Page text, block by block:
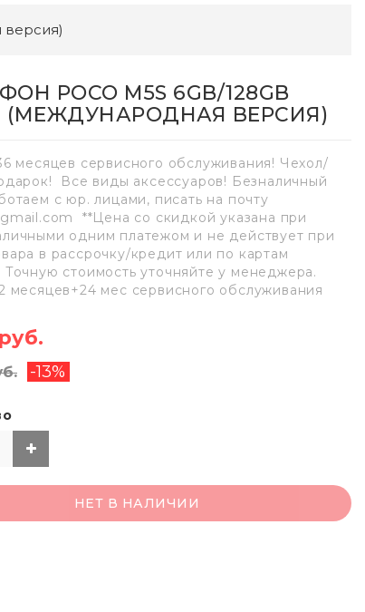
версия)
POCO M5S 6GB/128GB
(МЕЖДУНАРОДНАЯ ВЕРСИЯ)
месяцев сервисного обслуживания! Чехол/
Все виды аксессуаров! Безналичный
с юр. лицами, писать на почту
**Цена со скидкой указана при
одним платежом и не действует при
в рассрочку/кредит или по картам
Точную стоимость уточняйте у менеджера.
месяцев+24 мес сервисного обслуживания
-13%
НЕТ В НАЛИЧИИ